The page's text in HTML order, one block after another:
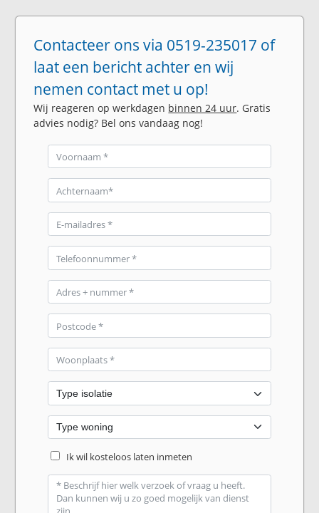
Contacteer ons via 0519-235017 of
laat een bericht achter en wij
nemen contact met u op!
Wij reageren op werkdagen binnen 24 uur. Gratis
advies nodig? Bel ons vandaag nog!
Ik wil kosteloos laten inmeten